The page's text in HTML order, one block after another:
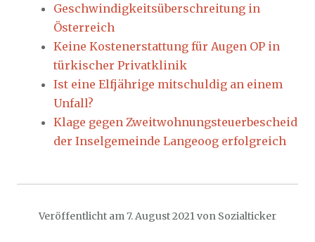
Geschwindigkeitsüberschreitung in
Österreich
Keine Kostenerstattung für Augen OP in
türkischer Privatklinik
Ist eine Elfjährige mitschuldig an einem
Unfall?
Klage gegen Zweitwohnungsteuerbescheid
der Inselgemeinde Langeoog erfolgreich
Veröffentlicht am7. August 2021von Sozialticker